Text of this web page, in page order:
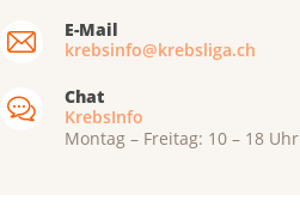
E-Mail
krebsinfo@krebsliga.ch
Chat
KrebsInfo
Montag – Freitag: 10 – 18 Uhr